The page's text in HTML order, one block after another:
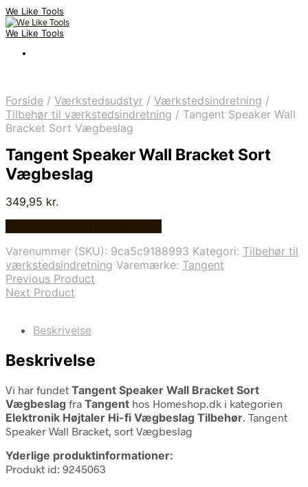
We Like Tools
We Like Tools
Forside / Værkstedsudstyr / Værkstedsindretning /
Tilbehør til værkstedsindretning / Tangent Speaker Wall
Bracket Sort Vægbeslag
Tangent Speaker Wall Bracket Sort
Vægbeslag
349,95 kr.
Varenummer (SKU): 9ca5c9188993 Kategori: Tilbehør til
værkstedsindretning Varemærke: Tangent
Previous Product
Next Product
Beskrivelse
Beskrivelse
Vi har fundet Tangent Speaker Wall Bracket Sort
Vægbeslag fra Tangent hos Homeshop.dk i kategorien
Elektronik Højtaler Hi-fi Vægbeslag Tilbehør. Tangent
Speaker Wall Bracket, sort Vægbeslag
Yderlige produktinformationer:
Produkt id: 9245063